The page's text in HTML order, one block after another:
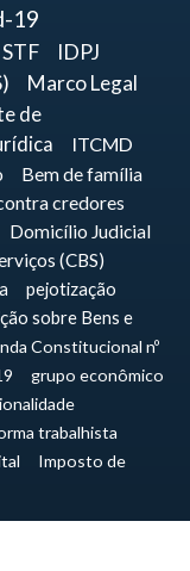
19
STF
IDPJ
Marco Legal
de
ITCMD
Bem de família
credores
Domicílio Judicial
(CBS)
pejotização
sobre Bens e
Constitucional nº
grupo econômico
trabalhista
Imposto de